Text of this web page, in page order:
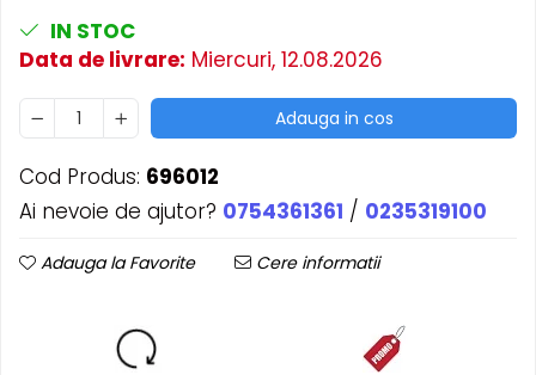
IN STOC
Data de livrare: Miercuri, 12.08.2026
Adauga in cos
Cod Produs: 696012
Ai nevoie de ajutor? 0754361361 / 0235319100
Adauga la Favorite Cere informatii